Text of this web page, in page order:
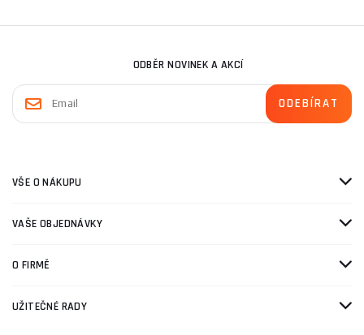
ODBĚR NOVINEK A AKCÍ
VŠE O NÁKUPU
VAŠE OBJEDNÁVKY
O FIRMĚ
UŽITEČNÉ RADY